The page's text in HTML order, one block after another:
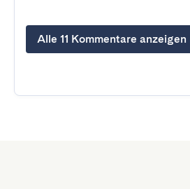
Alle 11 Kommentare anzeigen